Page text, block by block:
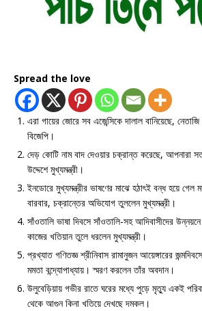
Spread the love
এরা গায়ের জোরে সব এজেন্সিকে দালাল বানিয়েছে,
বিজেপি।
দেড় কোটি নাম বাদ দেওয়ার চক্রান্ত করেছে, আপনারা
উদ্দেশে মুখ্যমন্ত্রী।
ইনডোরে মুখ্যমন্ত্রীর ভাষণের মাঝে হঠাৎই বন্ধ হয়ে
বারবার, চক্রান্তের অভিযোগ তুললেন মুখ্যমন্ত্রী।
সাঁওতালি ভাষা দিবসে সাঁওতালি-সহ আদিবাসীদের
কাজের খতিয়ান তুলে ধরলেন মুখ্যমন্ত্রী।
প্রখ্যাত গণিতজ্ঞ শ্রীনিবাস রামানুজন আয়েঙ্গারের
মমতা বন্দ্যোপাধ্যায়। স্মরণ করলেন তাঁর অবদান।
উলুবেড়িয়ায় গভীর রাতে ঘরের মধ্যে পুড়ে মৃত্যু একই
থেকে আগুন কিনা খতিয়ে দেখছে দমকল।